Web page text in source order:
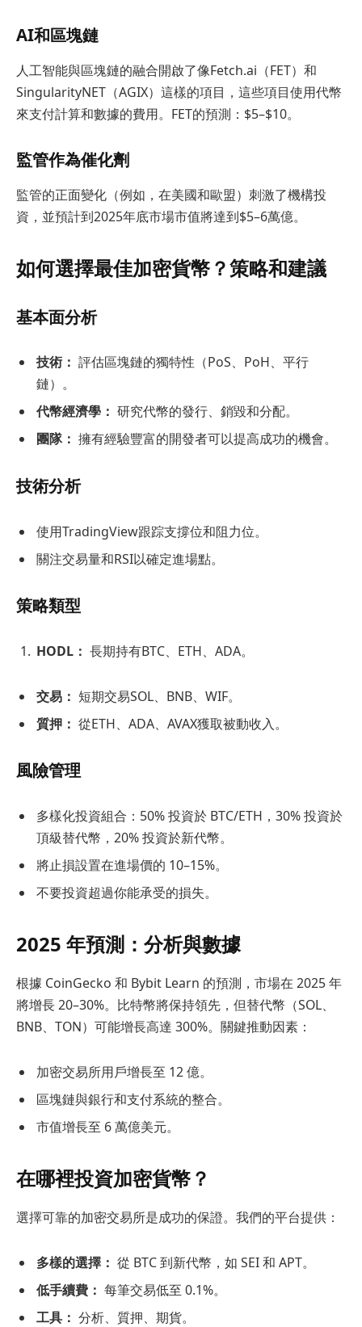
AI和區塊鏈
人工智能與區塊鏈的融合開啟了像Fetch.ai（FET）和
SingularityNET（AGIX）這樣的項目，這些項目使用代幣
來支付計算和數據的費用。FET的預測：$5–$10。
監管作為催化劑
監管的正面變化（例如，在美國和歐盟）刺激了機構投
資，並預計到2025年底市場市值將達到$5–6萬億。
如何選擇最佳加密貨幣？策略和建議
基本面分析
技術： 評估區塊鏈的獨特性（PoS、PoH、平行
鏈）。
代幣經濟學： 研究代幣的發行、銷毀和分配。
團隊： 擁有經驗豐富的開發者可以提高成功的機會。
技術分析
使用TradingView跟踪支撐位和阻力位。
關注交易量和RSI以確定進場點。
策略類型
HODL： 長期持有BTC、ETH、ADA。
交易： 短期交易SOL、BNB、WIF。
質押： 從ETH、ADA、AVAX獲取被動收入。
風險管理
多樣化投資組合：50% 投資於 BTC/ETH，30% 投資於
頂級替代幣，20% 投資於新代幣。
將止損設置在進場價的 10–15%。
不要投資超過你能承受的損失。
2025 年預測：分析與數據
根據 CoinGecko 和 Bybit Learn 的預測，市場在 2025 年
將增長 20–30%。比特幣將保持領先，但替代幣（SOL、
BNB、TON）可能增長高達 300%。關鍵推動因素：
加密交易所用戶增長至 12 億。
區塊鏈與銀行和支付系統的整合。
市值增長至 6 萬億美元。
在哪裡投資加密貨幣？
選擇可靠的加密交易所是成功的保證。我們的平台提供：
多樣的選擇： 從 BTC 到新代幣，如 SEI 和 APT。
低手續費： 每筆交易低至 0.1%。
工具： 分析、質押、期貨。